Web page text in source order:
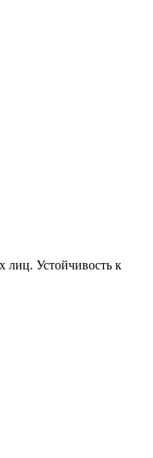
лиц. Устойчивость к